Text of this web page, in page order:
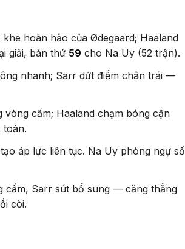
hoàn hảo của Ødegaard; Haaland
giải, bàn thứ 59 cho Na Uy (52 trận).
nhanh; Sarr dứt điểm chân trái —
vòng cấm; Haaland chạm bóng cận
áp lực liên tục. Na Uy phòng ngự số
cấm, Sarr sút bổ sung — căng thẳng
còi.